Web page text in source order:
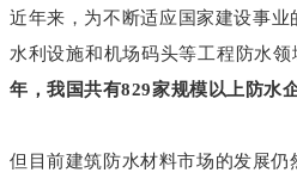
近年来，为不断适应国家建设事
水利设施和机场码头等工程防水
年，我国共有829家规模以上防水企
但目前建筑防水材料市场的发展